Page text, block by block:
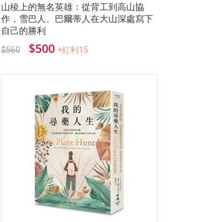
山稜上的無名英雄：從背工到高山協
作，雪巴人、巴爾蒂人在大山深處寫下
自己的勝利
$560 $500 +紅利15